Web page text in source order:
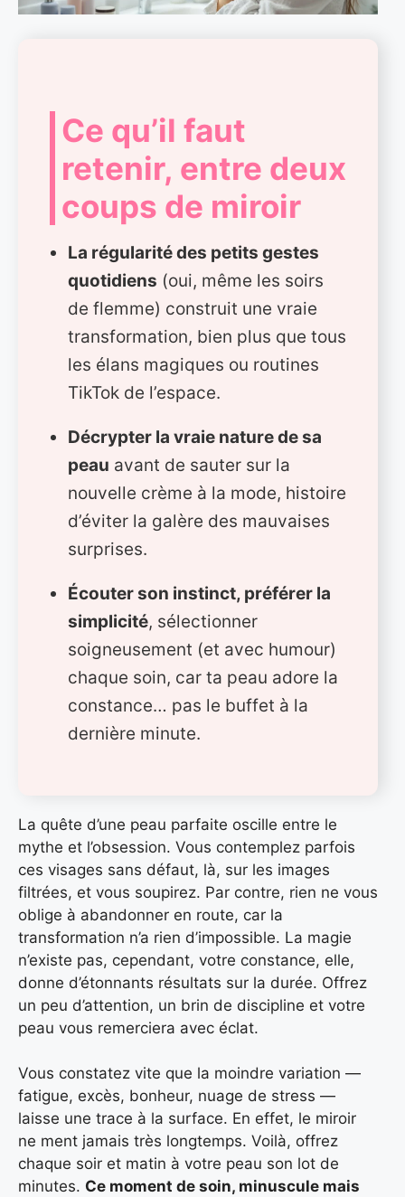
Ce qu’il faut
retenir, entre deux
coups de miroir
La régularité des petits gestes
quotidiens (oui, même les soirs
de flemme) construit une vraie
transformation, bien plus que tous
les élans magiques ou routines
TikTok de l’espace.
Décrypter la vraie nature de sa
peau avant de sauter sur la
nouvelle crème à la mode, histoire
d’éviter la galère des mauvaises
surprises.
Écouter son instinct, préférer la
simplicité, sélectionner
soigneusement (et avec humour)
chaque soin, car ta peau adore la
constance… pas le buffet à la
dernière minute.
La quête d’une peau parfaite oscille entre le
mythe et l’obsession. Vous contemplez parfois
ces visages sans défaut, là, sur les images
filtrées, et vous soupirez. Par contre, rien ne vous
oblige à abandonner en route, car la
transformation n’a rien d’impossible. La magie
n’existe pas, cependant, votre constance, elle,
donne d’étonnants résultats sur la durée. Offrez
un peu d’attention, un brin de discipline et votre
peau vous remerciera avec éclat.
Vous constatez vite que la moindre variation —
fatigue, excès, bonheur, nuage de stress —
laisse une trace à la surface. En effet, le miroir
ne ment jamais très longtemps. Voilà, offrez
chaque soir et matin à votre peau son lot de
minutes. Ce moment de soin, minuscule mais